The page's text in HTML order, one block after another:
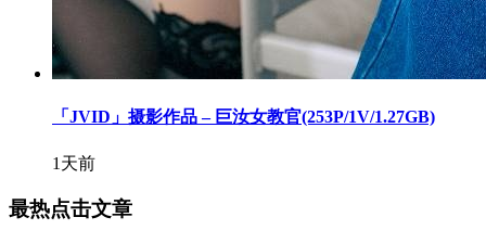
「JVID」摄影作品 – 巨汝女教官(253P/1V/1.27GB)
1天前
最热点击文章